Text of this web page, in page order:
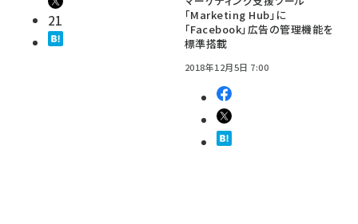
21
「Marketing Hub」に
「Facebook」広告の管理機能を
標準搭載
2018年12月5日 7:00